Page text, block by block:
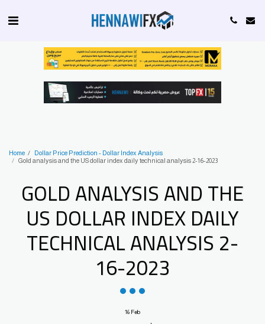
Home
Dollar Price Prediction - Dollar Index Analysis
Gold analysis and the US dollar index daily technical analysis 2-16-2023
GOLD ANALYSIS AND THE
US DOLLAR INDEX DAILY
TECHNICAL ANALYSIS 2-
16-2023
16 Feb